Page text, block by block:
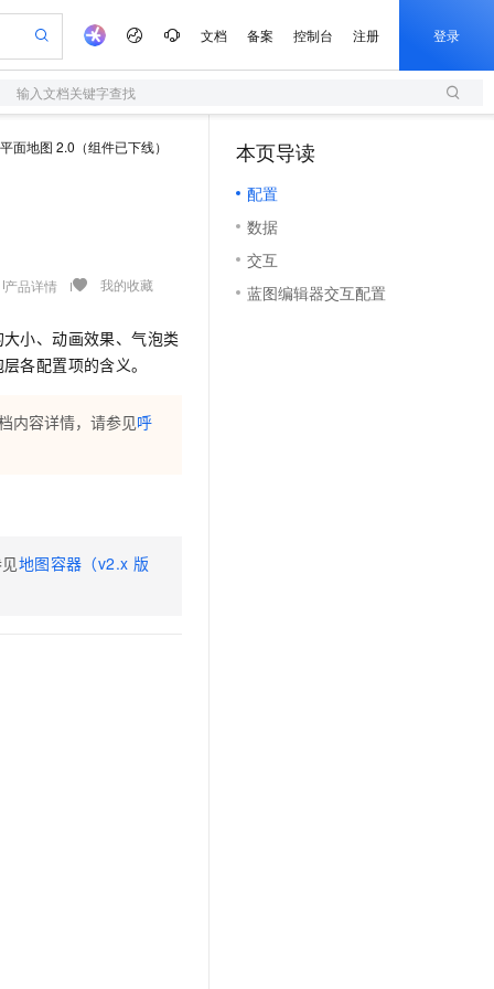
文档 备案 控制台 注册 登录
输入文档关键字查找
面地图 2.0（组件已下线）
产品详情 我的收藏
小、动画效果、气泡类
各配置项的含义。
内容详情，请参见呼
地图容器（v2.x 版
本页导读
配置
数据
交互
蓝图编辑器交互配置
平台百炼
频生成
1.1-T2V
腻的高质量视频
1.1-I2V
然，细节丰富
语音识别与合成
能体编程平台
轻量应用服务器
数字证书管理服务（原SSL证书）
实现全站HTTPS，呈现可信的WEB访问
短信服务
从聊天伙伴进化为能主动干活的本地数字员工
企业门户网站
一句话生成原生可编辑精美 PPT 文稿
输入一句话想法, 轻松生成专业的 PPT
一键部署幻兽帕鲁游戏服务器
一键购买专属联机服务器，轻松开启游戏
漫剧工坊：一站式动画创作平台
成，高效打造优质广告素材
AI 活动
AI 生产力先锋
先锋实践拓展 AI 生产力的边界
飞天发布时刻
所见，即是所愿
AI 实训营
一站式生成采购清单，支持单品或批量购买
阿里云 OPC 创新助力计划
Token 补贴，五大权
益加速 OPC 成功
专业服务
公司注册
计划
Cloud ISV 合作
服务伙伴合作计划
Al MaaS 服务伙伴赋能合作
伙伴信用分合作计划
更多支持
开发者社区
镜像站
加入我们